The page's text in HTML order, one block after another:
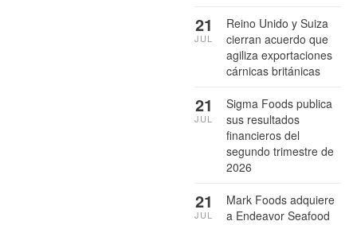
Reino Unido y Suiza
cierran acuerdo que
agiliza exportaciones
cárnicas británicas
21
JUL
Sigma Foods publica
sus resultados
financieros del
segundo trimestre de
2026
21
JUL
Mark Foods adquiere
a Endeavor Seafood
21
JUL